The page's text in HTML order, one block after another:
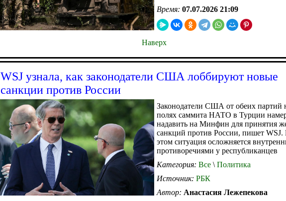
Время: 07.07.2026 21:09
Наверх
WSJ узнала, как законодатели США лоббируют новые
санкции против России
Законодатели США от обеих партий
полях саммита НАТО в Турции
надавить на Минфин для принятия
санкций против России, пишет WSJ.
этом ситуация осложняется
противоречиями у республиканцев
Категория: Все \ Политика
Источник: РБК
Автор: Анастасия Лежепекова